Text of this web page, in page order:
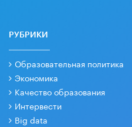
РУБРИКИ
Образовательная политика
Экономика
Качество образования
Интервести
Big data